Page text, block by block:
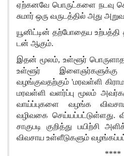
ஏற்கனவே பொருட்களை நடவு
சுமார் ஒரு வருடத்தில் அது
யூனிட்டின் தற்போதைய உற்பத்தி
டன் ஆகும்.
இதன் மூலம், உள்ளூர்
உள்ளூர்
வழங்குவதற்கும் 'மரவள்ளி
மரவள்ளி வளர்ப்பு மூலம்
வாய்ப்புகளை வழங்க
வழிவகை செய்யப்பட்டுள்ளது.
சாகுபடி குறித்து பயிற்சி
விவசாய உள்ளீடுகளும்
****